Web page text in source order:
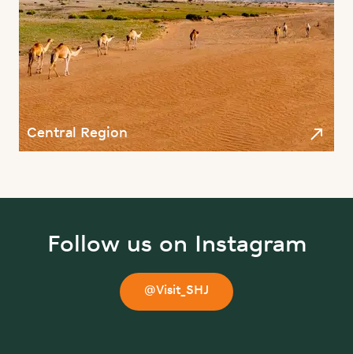
Central Region
Follow us on Instagram
@Visit_SHJ